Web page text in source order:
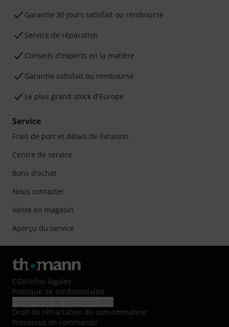
Garantie 30 jours satisfait ou remboursé
Service de réparation
Conseils d'experts en la matière
Garantie satisfait ou remboursé
Le plus grand stock d'Europe
Service
Frais de port et délais de livraison
Centre de service
Bons d'achat
Nous contacter
Vente en magasin
Aperçu du service
CGV/Infos légales
Politique de confidentialité
Droit de rétractation du consommateur
Processus de commande